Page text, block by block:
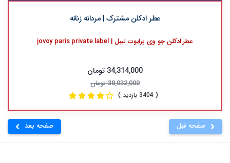
عطر ادکلن مشترک | مردانه زنانه
عطر ادکلن جو وی پرایوت لیبل | jovoy paris private label
34,314,000 تومان
38,032,000 تومان
( 3404 بازدید )
صفحه قبل صفحه بعد